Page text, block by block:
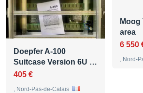
Doepfer A-100
Suitcase Version 6U …
405 €
, Nord-Pas-de-Calais
Moog
area
6 550
, Nord-